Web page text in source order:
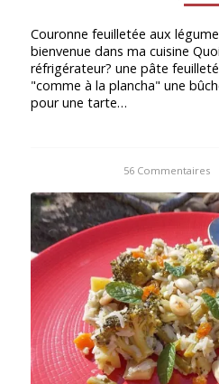
Couronne feuilletée aux
bienvenue dans ma cuisine
réfrigérateur? une pâte
"comme à la plancha" une
pour une tarte…
56 Commentaires
/